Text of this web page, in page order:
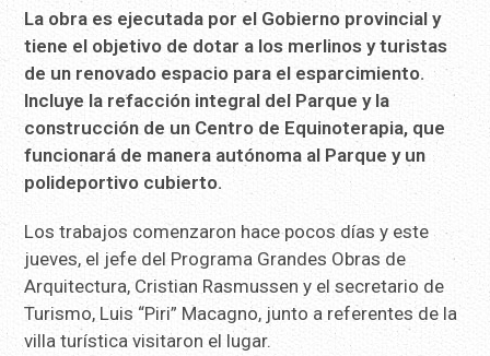
La obra es ejecutada por el Gobierno provincial y
tiene el objetivo de dotar a los merlinos y turistas
de un renovado espacio para el esparcimiento.
Incluye la refacción integral del Parque y la
construcción de un Centro de Equinoterapia, que
funcionará de manera autónoma al Parque y un
polideportivo cubierto.
Los trabajos comenzaron hace pocos días y este
jueves, el jefe del Programa Grandes Obras de
Arquitectura, Cristian Rasmussen y el secretario de
Turismo, Luis “Piri” Macagno, junto a referentes de la
villa turística visitaron el lugar.